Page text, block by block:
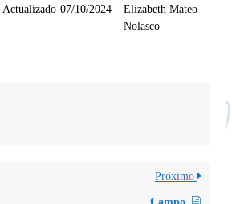
Actualizado 07/10/2024
Elizabeth Mateo
Nolasco
Próximo